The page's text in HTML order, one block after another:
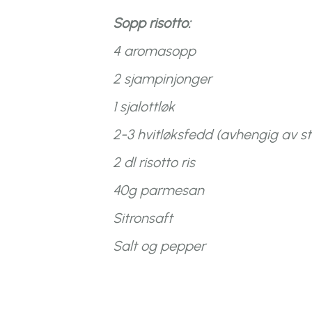
Sopp risotto:
4 aromasopp
2 sjampinjonger
1 sjalottløk
2-3 hvitløksfedd (avhengig av
2 dl risotto ris
40g parmesan
Sitronsaft
Salt og pepper